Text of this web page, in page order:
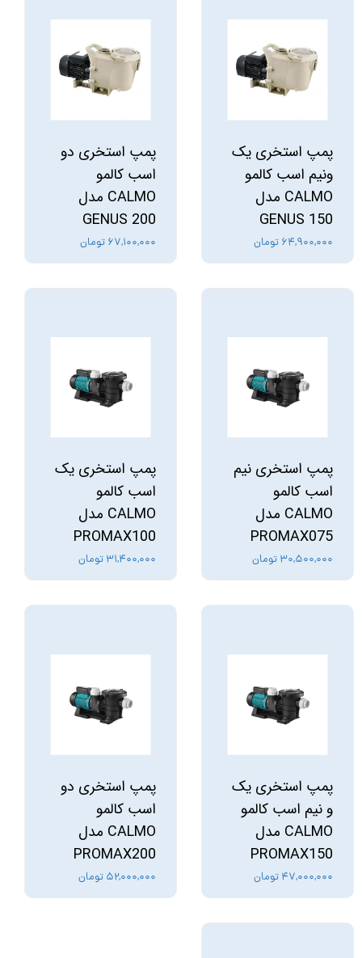
پمپ استخری یک
ونیم اسب کالمو
CALMO مدل
GENUS 150
۶۴,۹۰۰,۰۰۰ تومان
پمپ استخری دو
اسب کالمو
CALMO مدل
GENUS 200
۶۷,۱۰۰,۰۰۰ تومان
پمپ استخری نیم
اسب کالمو
CALMO مدل
PROMAX075
۳۰,۵۰۰,۰۰۰ تومان
پمپ استخری یک
اسب کالمو
CALMO مدل
PROMAX100
۳۱,۴۰۰,۰۰۰ تومان
پمپ استخری یک
و نیم اسب کالمو
CALMO مدل
PROMAX150
۴۷,۰۰۰,۰۰۰ تومان
پمپ استخری دو
اسب کالمو
CALMO مدل
PROMAX200
۵۲,۰۰۰,۰۰۰ تومان